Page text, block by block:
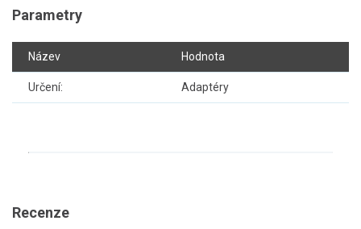
Parametry
Název Hodnota
Určení: Adaptéry
Recenze